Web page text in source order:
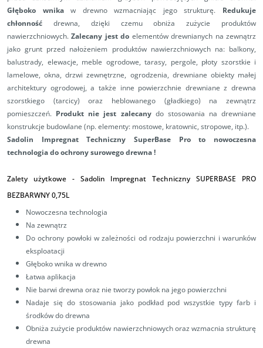
Głęboko wnikaw drewno wzmacniając jego strukturę. Redukuje
chłonność drewna, dzięki czemu obniża zużycie produktów
nawierzchniowych.Zalecany jest do elementów drewnianych na zewnątrz
jako grunt przed nałożeniem produktów nawierzchniowych na: balkony,
balustrady, elewacje, meble ogrodowe, tarasy, pergole, płoty szorstkie i
lamelowe, okna, drzwi zewnętrzne, ogrodzenia, drewniane obiekty małej
architektury ogrodowej, a także inne powierzchnie drewniane z drewna
szorstkiego (tarcicy) oraz heblowanego (gładkiego) na zewnątrz
pomieszczeń. Produkt nie jest zalecanydo stosowania na drewniane
konstrukcje budowlane (np. elementy: mostowe, kratownic, stropowe, itp.).
Sadolin Impregnat Techniczny SuperBase Pro to nowoczesna
technologia doochrony surowego drewna !
Zalety użytkowe - Sadolin Impregnat Techniczny SUPERBASE PRO
BEZBARWNY 0,75L
Nowoczesna technologia
Na zewnątrz
Do ochrony powłoki w zależności od rodzaju powierzchni i warunków
eksploatacji
Głęboko wnika w drewno
Łatwa aplikacja
Nie barwi drewna oraz nie tworzy powłok na jego powierzchni
Nadaje się do stosowania jako podkład pod wszystkie typy farb i
środków do drewna
Obniża zużycie produktów nawierzchniowych oraz wzmacnia strukturę
drewna